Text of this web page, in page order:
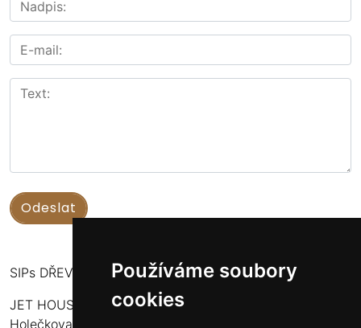
Používáme soubory
cookies
SIPs DŘEVOSTAVBY
JET HOUSE S.R.O.
Holečkova 789/49